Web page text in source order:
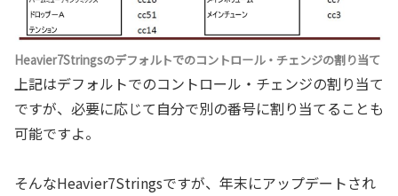
Heavier7Stringsのデフォルトでのコントロール・チェンジの割り当て
上記はデフォルトでのコントロール・チェンジの割り当て
ですが、必要に応じて自分で別の番号に割り当てることも
可能ですよ。
そんなHeavier7Stringsですが、年末にアップデートされ